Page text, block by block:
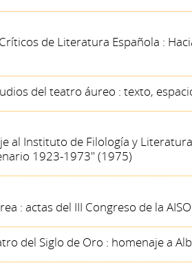
de Literatura Española :
del teatro áureo : texto,
al Instituto de Filología y
1923-1973" (1975)
: actas del III Congreso de la
del Siglo de Oro : homenaje a